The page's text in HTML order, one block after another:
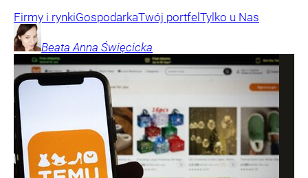
Firmy i rynkiGospodarkaTwój portfel Tylko u Nas
Beata Anna Święcicka